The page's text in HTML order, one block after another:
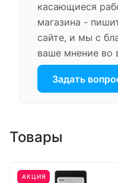
касающиеся
магазина -
сайте, и мы с
ваше мнение во
Задать
Товары
АКЦИЯ